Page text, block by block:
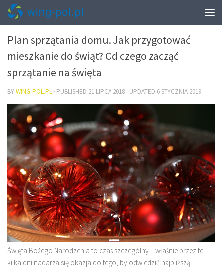
WNĘTRZA
Plan sprzątania domu. Jak przygotować
mieszkanie do świąt? Od czego zacząć
sprzątanie na święta
BYWING-POL.PL · PUBLISHED 21 LIPCA 2018 · UPDATED 6 STYCZNIA 2019
Święta Bożego Narodzenia to czas szczególny – właśnie przez te
kilka dni nadarza się okazja do tego, by odwiedzić najbliższą